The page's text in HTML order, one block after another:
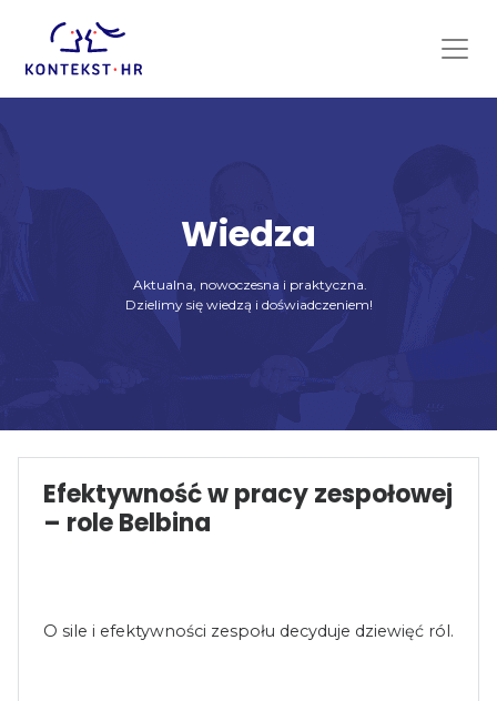
content
Wiedza
Aktualna, nowoczesna i praktyczna.
Dzielimy się wiedzą i doświadczeniem!
Efektywność w pracy zespołowej
– role Belbina
O sile i efektywności zespołu decyduje dziewięć ról.